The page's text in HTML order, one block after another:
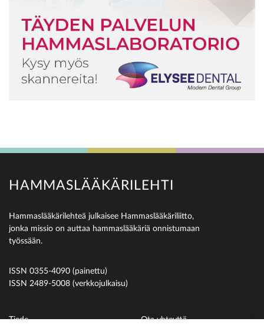
HAMMASLÄÄKÄRILEHTI
Hammaslääkärilehteä julkaisee Hammaslääkäriliitto,
jonka missio on auttaa hammaslääkäriä onnistumaan
työssään.
ISSN 0355-4090 (painettu)
ISSN 2489-5008 (verkkojulkaisu)
Tiede Ota yhteyttä